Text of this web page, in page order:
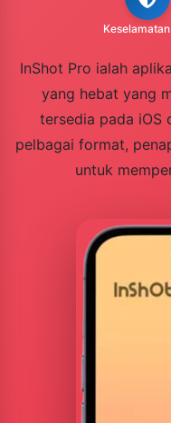
InShot Pro ialah
yang hebat yang
tersedia pada iOS
pelbagai format,
untuk